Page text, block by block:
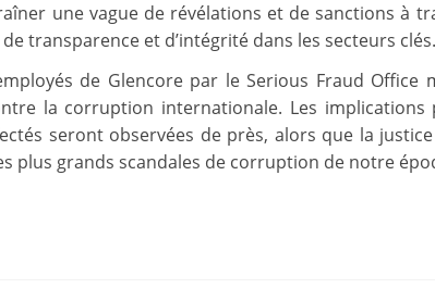
une vague de révélations et de sanctions à
transparence et d’intégrité dans les secteurs clés.
de Glencore par le Serious Fraud Office
la corruption internationale. Les implications
seront observées de près, alors que la
plus grands scandales de corruption de notre